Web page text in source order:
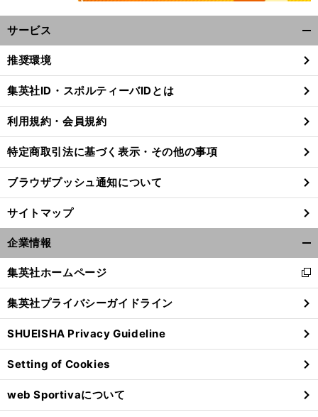
サービス
閉
る
推奨環境
集英社ID・スポルティーバIDとは
利用規約・会員規約
特定商取引法に基づく表示・その他の事項
ブラウザプッシュ通知について
サイトマップ
企業情報
閉
る
集英社ホームページ
新
し
い
ウ
ィ
ン
ド
ウ
で
開
集英社プライバシーガイドライン
SHUEISHA Privacy Guideline
Setting of Cookies
web Sportivaについて